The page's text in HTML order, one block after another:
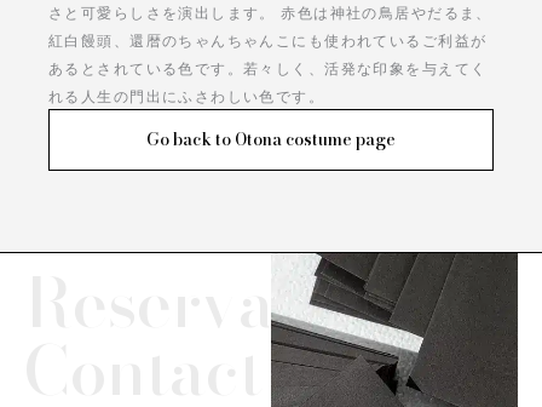
さと可愛らしさを演出します。 赤色は神社の鳥居やだるま、
紅白饅頭、還暦のちゃんちゃんこにも使われているご利益が
あるとされている色です。若々しく、活発な印象を与えてく
れる人生の門出にふさわしい色です。
Go back to Otona costume page
Reservation/